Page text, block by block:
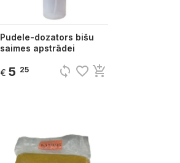
Pudele-dozators bišu
saimes apstrādei
€ 5 25 sync favorite_border add_shopping_cart